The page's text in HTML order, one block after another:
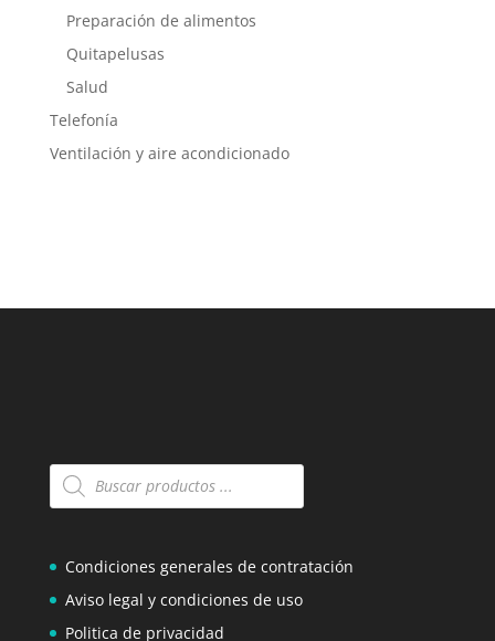
Preparación de alimentos
Quitapelusas
Salud
Telefonía
Ventilación y aire acondicionado
Búsqueda
de
Condiciones generales de contratación
Aviso legal y condiciones de uso
Politica de privacidad